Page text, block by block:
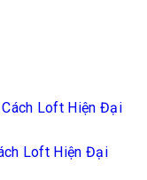
Loft Hiện Đại